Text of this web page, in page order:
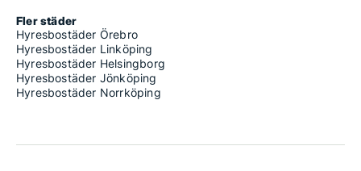
Fler städer
Hyresbostäder Örebro
Hyresbostäder Linköping
Hyresbostäder Helsingborg
Hyresbostäder Jönköping
Hyresbostäder Norrköping